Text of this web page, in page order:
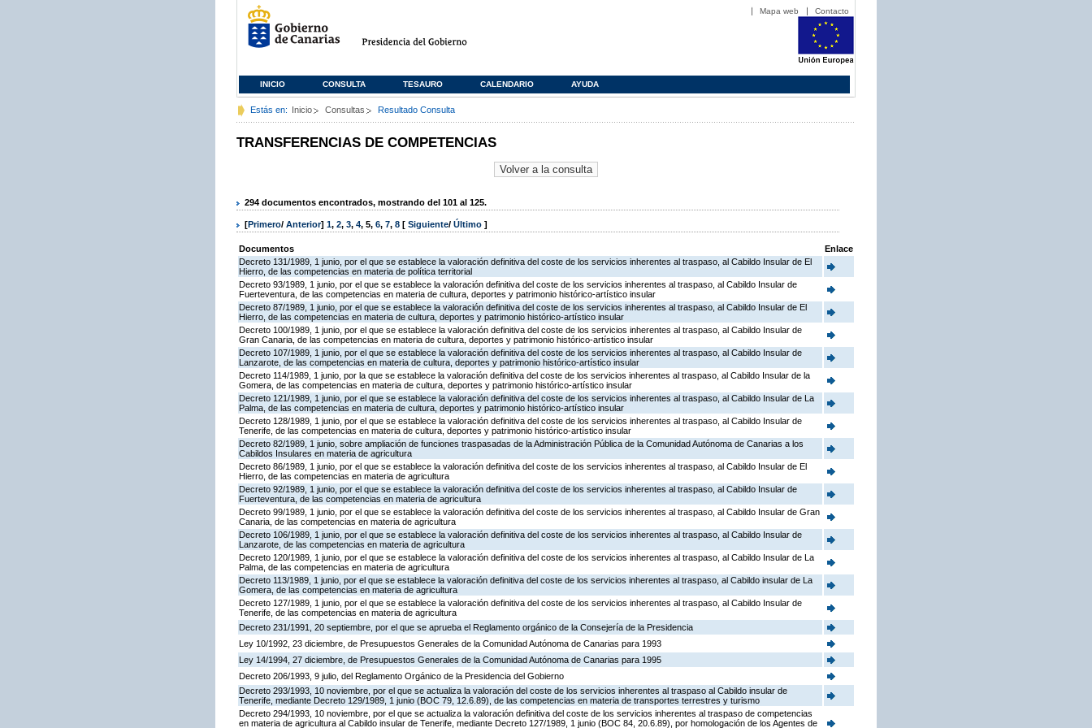
Mapa web Contacto
INICIO CONSULTA TESAURO CALENDARIO AYUDA
Estás en: Inicio Consultas Resultado Consulta
TRANSFERENCIAS DE COMPETENCIAS
294 documentos encontrados, mostrando del 101 al 125.
[Primero/ Anterior] 1, 2, 3, 4, 5, 6, 7, 8 [ Siguiente/ Último ]
Documentos
Enlace
Decreto 131/1989, 1 junio, por el que se establece la valoración definitiva del coste de los servicios inherentes al traspaso, al Cabildo Insular de El
Hierro, de las competencias en materia de política territorial
Decreto 93/1989, 1 junio, por el que se establece la valoración definitiva del coste de los servicios inherentes al traspaso, al Cabildo Insular de
Fuerteventura, de las competencias en materia de cultura, deportes y patrimonio histórico-artístico insular
Decreto 87/1989, 1 junio, por el que se establece la valoración definitiva del coste de los servicios inherentes al traspaso, al Cabildo Insular de El
Hierro, de las competencias en materia de cultura, deportes y patrimonio histórico-artístico insular
Decreto 100/1989, 1 junio, por el que se establece la valoración definitiva del coste de los servicios inherentes al traspaso, al Cabildo Insular de
Gran Canaria, de las competencias en materia de cultura, deportes y patrimonio histórico-artístico insular
Decreto 107/1989, 1 junio, por el que se establece la valoración definitiva del coste de los servicios inherentes al traspaso, al Cabildo Insular de
Lanzarote, de las competencias en materia de cultura, deportes y patrimonio histórico-artístico insular
Decreto 114/1989, 1 junio, por la que se establece la valoración definitiva del coste de los servicios inherentes al traspaso, al Cabildo Insular de la
Gomera, de las competencias en materia de cultura, deportes y patrimonio histórico-artístico insular
Decreto 121/1989, 1 junio, por el que se establece la valoración definitiva del coste de los servicios inherentes al traspaso, al Cabildo Insular de La
Palma, de las competencias en materia de cultura, deportes y patrimonio histórico-artístico insular
Decreto 128/1989, 1 junio, por el que se establece la valoración definitiva del coste de los servicios inherentes al traspaso, al Cabildo Insular de
Tenerife, de las competencias en materia de cultura, deportes y patrimonio histórico-artístico insular
Decreto 82/1989, 1 junio, sobre ampliación de funciones traspasadas de la Administración Pública de la Comunidad Autónoma de Canarias a los
Cabildos Insulares en materia de agricultura
Decreto 86/1989, 1 junio, por el que se establece la valoración definitiva del coste de los servicios inherentes al traspaso, al Cabildo Insular de El
Hierro, de las competencias en materia de agricultura
Decreto 92/1989, 1 junio, por el que se establece la valoración definitiva del coste de los servicios inherentes al traspaso, al Cabildo Insular de
Fuerteventura, de las competencias en materia de agricultura
Decreto 99/1989, 1 junio, por el que se establece la valoración definitiva del coste de los servicios inherentes al traspaso, al Cabildo Insular de Gran
Canaria, de las competencias en materia de agricultura
Decreto 106/1989, 1 junio, por el que se establece la valoración definitiva del coste de los servicios inherentes al traspaso, al Cabildo Insular de
Lanzarote, de las competencias en materia de agricultura
Decreto 120/1989, 1 junio, por el que se establece la valoración definitiva del coste de los servicios inherentes al traspaso, al Cabildo Insular de La
Palma, de las competencias en materia de agricultura
Decreto 113/1989, 1 junio, por el que se establece la valoración definitiva del coste de los servicios inherentes al traspaso, al Cabildo insular de La
Gomera, de las competencias en materia de agricultura
Decreto 127/1989, 1 junio, por el que se establece la valoración definitiva del coste de los servicios inherentes al traspaso, al Cabildo Insular de
Tenerife, de las competencias en materia de agricultura
Decreto 231/1991, 20 septiembre, por el que se aprueba el Reglamento orgánico de la Consejería de la Presidencia
Ley 10/1992, 23 diciembre, de Presupuestos Generales de la Comunidad Autónoma de Canarias para 1993
Ley 14/1994, 27 diciembre, de Presupuestos Generales de la Comunidad Autónoma de Canarias para 1995
Decreto 206/1993, 9 julio, del Reglamento Orgánico de la Presidencia del Gobierno
Decreto 293/1993, 10 noviembre, por el que se actualiza la valoración del coste de los servicios inherentes al traspaso al Cabildo insular de
Tenerife, mediante Decreto 129/1989, 1 junio (BOC 79, 12.6.89), de las competencias en materia de transportes terrestres y turismo
Decreto 294/1993, 10 noviembre, por el que se actualiza la valoración definitiva del coste de los servicios inherentes al traspaso de competencias
en materia de agricultura al Cabildo insular de Tenerife, mediante Decreto 127/1989, 1 junio (BOC 84, 20.6.89), por homologación de los Agentes de